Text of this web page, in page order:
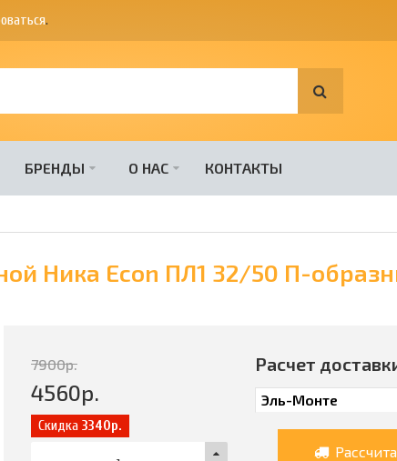
.
БРЕНДЫ О НАС КОНТАКТЫ
Ника Econ ПЛ1 32/50 П-
7900р.
4560р.
Скидка3340р.
Расчет